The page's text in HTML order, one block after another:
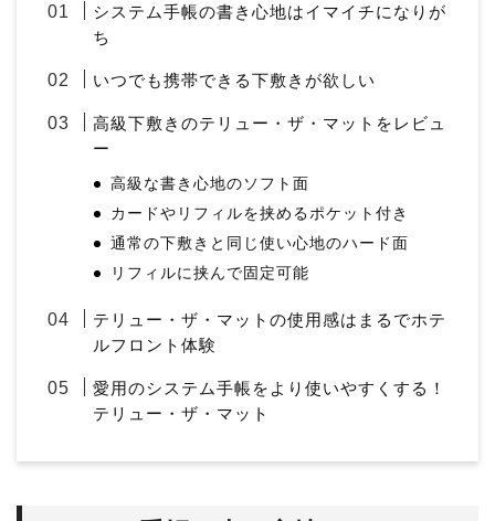
システム手帳の書き心地はイマイチになりが
ち
いつでも携帯できる下敷きが欲しい
高級下敷きのテリュー・ザ・マットをレビュ
ー
高級な書き心地のソフト面
カードやリフィルを挟めるポケット付き
通常の下敷きと同じ使い心地のハード面
リフィルに挟んで固定可能
テリュー・ザ・マットの使用感はまるでホテ
ルフロント体験
愛用のシステム手帳をより使いやすくする！
テリュー・ザ・マット